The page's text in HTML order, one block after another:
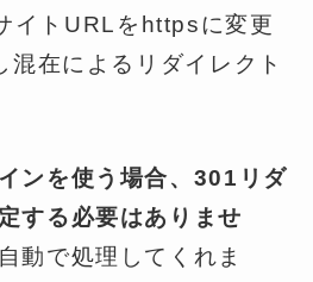
イトURLをhttpsに変更
混在によるリダイレクト
ンを使う場合、301リダ
する必要はありませ
動で処理してくれま